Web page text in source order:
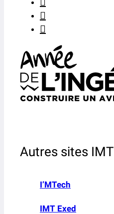
Autres sites IMT
I’MTech
IMT Exed